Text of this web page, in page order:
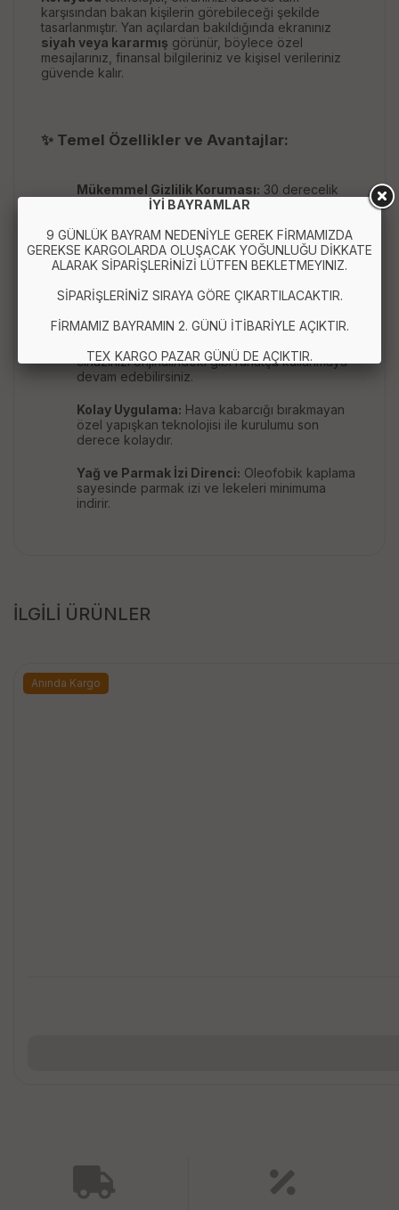
karşısından bakan kişilerin görebileceği şekilde
tasarlanmıştır. Yan açılardan bakıldığında ekranınız
siyah veya kararmış görünür, böylece özel
mesajlarınız, finansal bilgileriniz ve kişisel verileriniz
güvende kalır.
✨ Temel Özellikler ve Avantajlar:
Mükemmel Gizlilik Koruması: 30 derecelik
yan açılardan itibaren ekran görünürlüğünü
girişimleriniönler.
Tam Koruma: Kırılmaz cam yapısı sayesinde
düşmelere karşı maksimum düzeyde korur.
Yüksek Hassasiyet:Dokunmatik ekran
hassasiyetinde herhangi bir kayıp yaşatmaz,
cihazınızı orijinalindeki gibi rahatça kullanmaya
devam edebilirsiniz.
Kolay Uygulama: Hava kabarcığı bırakmayan
özel yapışkan teknolojisi ile kurulumu son
derece kolaydır.
Yağ ve Parmak İzi Direnci: Oleofobik kaplama
sayesinde parmak izi ve lekeleri minimuma
indirir.
İLGİLİ ÜRÜNLER
Anında Kargo
İYİ BAYRAMLAR
9 GÜNLÜK BAYRAM NEDENİYLE GEREK FİRMAMIZDA
GEREKSE KARGOLARDA OLUŞACAK YOĞUNLUĞU DİKKATE
ALARAK SİPARİŞLERİNİZİ LÜTFEN BEKLETMEYINIZ.
SİPARİŞLERİNİZ SIRAYA GÖRE ÇIKARTILACAKTIR.
FİRMAMIZ BAYRAMIN 2. GÜNÜ İTİBARİYLE AÇIKTIR.
TEX KARGO PAZAR GÜNÜ DE AÇIKTIR.